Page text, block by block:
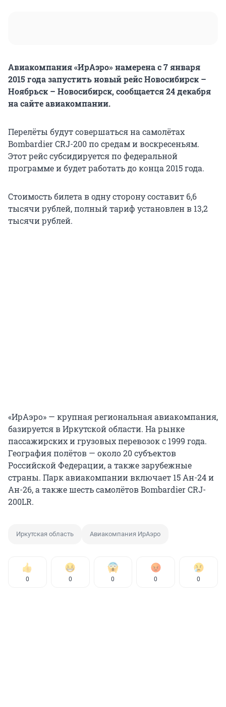
Авиакомпания «ИрАэро» намерена с 7 января
2015 года запустить новый рейс Новосибирск –
Ноябрьск – Новосибирск, сообщается 24 декабря
на сайте авиакомпании.
Перелёты будут совершаться на самолётах
Bombardier CRJ-200 по средам и воскресеньям.
Этот рейс субсидируется по федеральной
программе и будет работать до конца 2015 года.
Стоимость билета в одну сторону составит 6,6
тысячи рублей, полный тариф установлен в 13,2
тысячи рублей.
«ИрАэро» — крупная региональная авиакомпания,
базируется в Иркутской области. На рынке
пассажирских и грузовых перевозок с 1999 года.
География полётов — около 20 субъектов
Российской Федерации, а также зарубежные
страны. Парк авиакомпании включает 15 Ан-24 и
Ан-26, а также шесть самолётов Bombardier CRJ-
200LR.
Иркутская область Авиакомпания ИрАэро
0 0 0 0 0